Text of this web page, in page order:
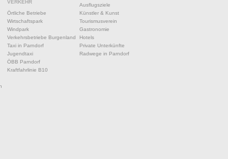
VERKEHR
Örtliche Betriebe
Wirtschaftspark
Windpark
Verkehrsbetriebe Burgenland
Taxi in Parndorf
Jugendtaxi
ÖBB Parndorf
Kraftfahrlinie B10
Ausflugsziele
Künstler & Kunst
Tourismusverein
Gastronomie
Hotels
Private Unterkünfte
Radwege in Parndorf